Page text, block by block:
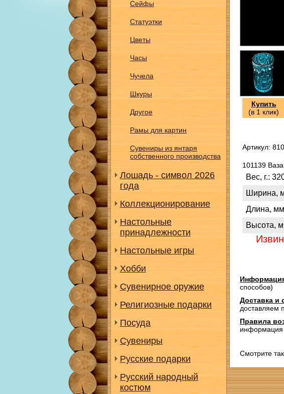
Сейфы
Статуэтки
Цветы
Часы
Чучела
Шкуры
Другое
Рамы для картин
Сувениры из янтаря
собственного производства
Лошадь - символ 2026
года
Коллекционирование
Настольные
принадлежности
Настольные игры
Хобби
Сувенирное оружие
Религиозные подарки
Посуда
Сувениры
Русские подарки
Русский народный
костюм
Купить
(в 1 клик)
Артикул:
101139
Вес, г.:
Ширина,
Длина,
Высота,
способов)
Доставка и
доставляем
Правила
информация
Смотрите